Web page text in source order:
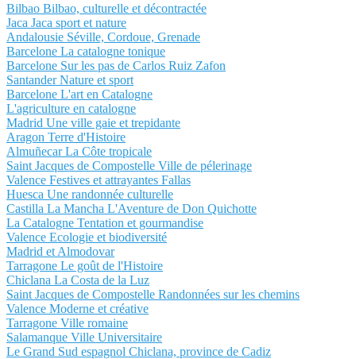
Bilbao Bilbao, culturelle et décontractée
Jaca Jaca sport et nature
Andalousie Séville, Cordoue, Grenade
Barcelone La catalogne tonique
Barcelone Sur les pas de Carlos Ruiz Zafon
Santander Nature et sport
Barcelone L'art en Catalogne
L'agriculture en catalogne
Madrid Une ville gaie et trepidante
Aragon Terre d'Histoire
Almuñecar La Côte tropicale
Saint Jacques de Compostelle Ville de pélerinage
Valence Festives et attrayantes Fallas
Huesca Une randonnée culturelle
Castilla La Mancha L'Aventure de Don Quichotte
La Catalogne Tentation et gourmandise
Valence Ecologie et biodiversité
Madrid et Almodovar
Tarragone Le goût de l'Histoire
Chiclana La Costa de la Luz
Saint Jacques de Compostelle Randonnées sur les chemins
Valence Moderne et créative
Tarragone Ville romaine
Salamanque Ville Universitaire
Le Grand Sud espagnol Chiclana, province de Cadiz